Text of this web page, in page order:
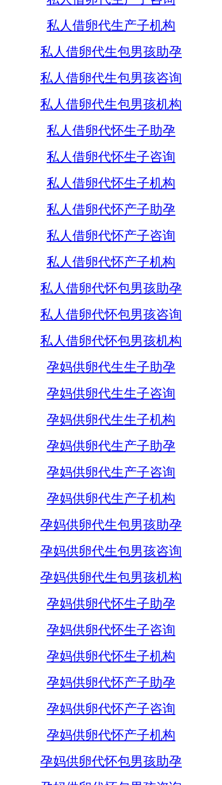
私人借卵代生产子机构
私人借卵代生包男孩助孕
私人借卵代生包男孩咨询
私人借卵代生包男孩机构
私人借卵代怀生子助孕
私人借卵代怀生子咨询
私人借卵代怀生子机构
私人借卵代怀产子助孕
私人借卵代怀产子咨询
私人借卵代怀产子机构
私人借卵代怀包男孩助孕
私人借卵代怀包男孩咨询
私人借卵代怀包男孩机构
孕妈供卵代生生子助孕
孕妈供卵代生生子咨询
孕妈供卵代生生子机构
孕妈供卵代生产子助孕
孕妈供卵代生产子咨询
孕妈供卵代生产子机构
孕妈供卵代生包男孩助孕
孕妈供卵代生包男孩咨询
孕妈供卵代生包男孩机构
孕妈供卵代怀生子助孕
孕妈供卵代怀生子咨询
孕妈供卵代怀生子机构
孕妈供卵代怀产子助孕
孕妈供卵代怀产子咨询
孕妈供卵代怀产子机构
孕妈供卵代怀包男孩助孕